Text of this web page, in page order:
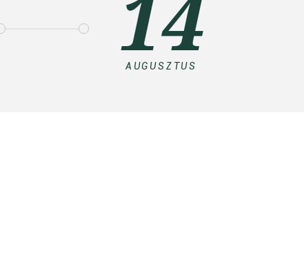
AUGUSZTUS